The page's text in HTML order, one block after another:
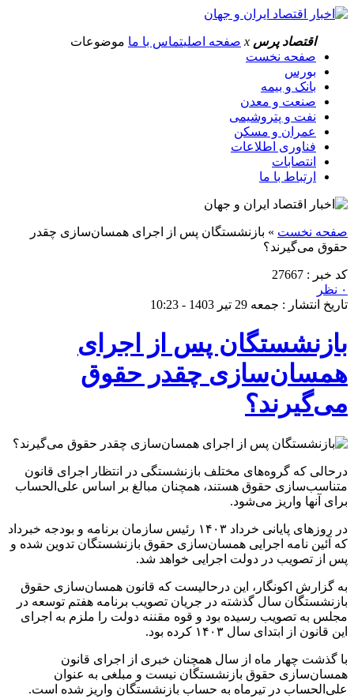
اقتصاد پرس x صفحه اصلیتماس با ما موضوعات
صفحه نخست
بورس
بانک و بیمه
صنعت و معدن
نفت و پتروشیمی
عمران و مسکن
فناوری اطلاعات
انتصابات
ارتباط با ما
صفحه نخست » بازنشستگان پس از اجرای همسان‌سازی چقدر
حقوق می‌گیرند؟
کد خبر : 27667
۰ نظر
تاریخ انتشار : جمعه 29 تیر 1403 - 10:23
بازنشستگان پس از اجرای
همسان‌سازی چقدر حقوق
می‌گیرند؟
درحالی که گروه‌های مختلف بازنشستگی در انتظار اجرای قانون
متناسب‌سازی حقوق هستند، همچنان مبالغ بر اساس علی‌الحساب
برای آنها واریز می‌شود.
در روزهای پایانی خرداد ۱۴۰۳ رئیس سازمان برنامه و بودجه خبرداد
که آئین نامه اجرایی همسان‌سازی حقوق بازنشستگان تدوین شده و
پس از تصویب در دولت اجرایی خواهد شد.
به گزارش اکونگار، این درحالیست که قانون همسان‌سازی حقوق
بازنشستگان سال گذشته در جریان تصویب برنامه هفتم توسعه در
مجلس به تصویب رسیده بود و قوه مقننه دولت را ملزم به اجرای
این قانون از ابتدای سال ۱۴۰۳ کرده بود.
با گذشت چهار ماه از سال همچنان خبری از اجرای قانون
همسان‌سازی حقوق بازنشستگان نیست و مبلغی به عنوان
علی‌الحساب در تیرماه به حساب بازنشستگان واریز شده است.